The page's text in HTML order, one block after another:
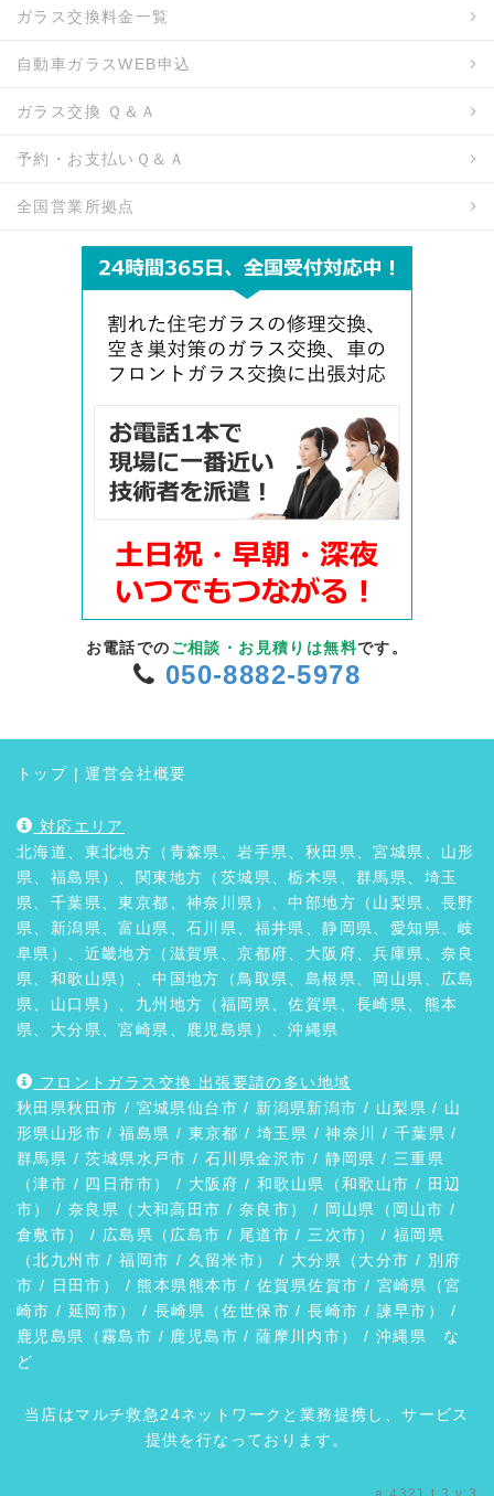
ガラス交換料金一覧
自動車ガラスWEB申込
ガラス交換 Ｑ＆Ａ
予約・お支払いＱ＆Ａ
全国営業所拠点
お電話での ご相談・お見積りは無料です。
050-8882-5978
トップ |運営会社概要
対応エリア
北海道、東北地方（青森県、岩手県、秋田県、宮城県、山形
県、福島県）、関東地方（茨城県、栃木県、群馬県、埼玉
県、千葉県、東京都、神奈川県）、中部地方（山梨県、長野
県、新潟県、富山県、石川県、福井県、静岡県、愛知県、岐
阜県）、近畿地方（滋賀県、京都府、大阪府、兵庫県、奈良
県、和歌山県）、中国地方（鳥取県、島根県、岡山県、広島
県、山口県）、九州地方（福岡県、佐賀県、長崎県、熊本
県、大分県、宮崎県、鹿児島県）、沖縄県
フロントガラス交換 出張要請の多い地域
秋田県秋田市 / 宮城県仙台市 / 新潟県新潟市 / 山梨県 / 山
形県 山形市 /福島県 / 東京都 / 埼玉県 / 神奈川 / 千葉県 /
群馬県 / 茨城県水戸市 / 石川県金沢市 / 静岡県 / 三重県
（津市 / 四日市市） / 大阪府 / 和歌山県（和歌山市 / 田辺
市） / 奈良県（ 大和高田市 / 奈良市） / 岡山県（ 岡山市 /
倉敷市） / 広島県（ 広島市 / 尾道市 / 三次市） / 福岡県
（北九州市 /福岡市 / 久留米市） / 大分県（ 大分市 / 別府
市 / 日田市 ） / 熊本県熊本市 / 佐賀県佐賀市 / 宮崎県（宮
崎市 /延岡市） / 長崎県（佐世保市 /長崎市 / 諫早市 ） /
鹿児島県（霧島市 / 鹿児島市 /薩摩川内市） / 沖縄県
な
ど
当店はマルチ救急24ネットワークと業務提携し、サービス
提供を行なっております。